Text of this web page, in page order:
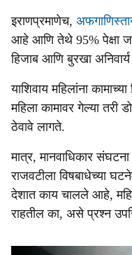
इराणप्रमाणेच,
आहे आणि तेथे 95% पेक्षा
हिजाब आणि बुरखा
याशिवाय महिलांना
महिला कामावर गेल्या तरी
ठेवावे लागते.
मात्र, मानवाधिकार
राजवटीला विषबाधेच्या
देशात काय चालले आहे,
राहतील का, असे प्रश्न